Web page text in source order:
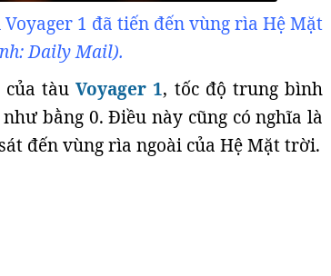
1 đã tiến đến vùng rìa Hệ Mặt
Daily Mail).
của tàuVoyager 1, tốc độ trung bình
bằng 0. Điều này cũng có nghĩa là
đến vùng rìa ngoài của Hệ Mặt trời.